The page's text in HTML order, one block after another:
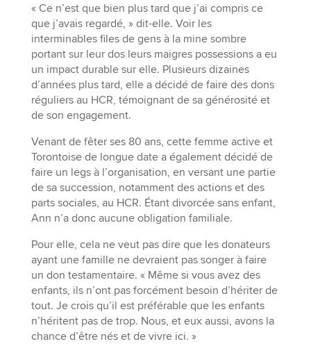
« Ce n’est que bien plus tard que j’ai compris ce
que j’avais regardé, » dit-elle. Voir les
interminables files de gens à la mine sombre
portant sur leur dos leurs maigres possessions a eu
un impact durable sur elle. Plusieurs dizaines
d’années plus tard, elle a décidé de faire des dons
réguliers au HCR, témoignant de sa générosité et
de son engagement.
Venant de fêter ses 80 ans, cette femme active et
Torontoise de longue date a également décidé de
faire un legs à l’organisation, en versant une partie
de sa succession, notamment des actions et des
parts sociales, au HCR. Étant divorcée sans enfant,
Ann n’a donc aucune obligation familiale.
Pour elle, cela ne veut pas dire que les donateurs
ayant une famille ne devraient pas songer à faire
un don testamentaire. « Même si vous avez des
enfants, ils n’ont pas forcément besoin d’hériter de
tout. Je crois qu’il est préférable que les enfants
n’héritent pas de trop. Nous, et eux aussi, avons la
chance d’être nés et de vivre ici. »